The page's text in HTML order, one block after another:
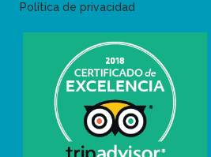
Política de privacidad